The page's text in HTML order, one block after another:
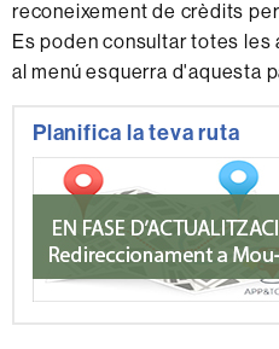
reconeixement de crèdits
Es poden consultar totes
al menú esquerra d'aquesta
Informació
complementària
Planifica la teva ruta